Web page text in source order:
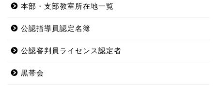
本部・支部教室所在地一覧
公認指導員認定名簿
公認審判員ライセンス認定者
黒帯会